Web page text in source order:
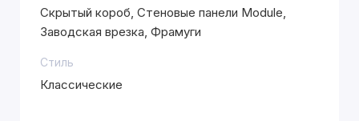
Скрытый короб, Стеновые панели Module,
Заводская врезка, Фрамуги
Стиль
Классические